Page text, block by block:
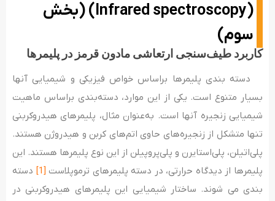
(Infrared spectroscopy) (بخش
سوم)
کاربرد طیف‌سنجی ارتعاشی مادون قرمز در پلیمرها
دسته ‌بندی پلیمرها براساس خواص فیزیکی و شیمیایی آن­ها
بسیار متنوع است. یکی از این موارد، دسته­‌بندی براساس ماهیت
شیمیایی زنجیره آن­ها است. به‌عنوان مثال، پلیمرهای هیدروکربنی
تنها متشکل از زنجیره­‌های حاوی اتم­‌های کربن و هیدروژن هستند.
پلی­‌اتیلن، پلی­‌استایرن و پلی‌­پروپیلن از این نوع پلیمرها هستند. این
پلیمرها از دیدگاه حرارتی، در دسته پلیمرهای ترموپلاست [1]
دسته­‌
بندی می­ شوند. ساختار شیمیایی این پلیمرهای هیدروکربنی در